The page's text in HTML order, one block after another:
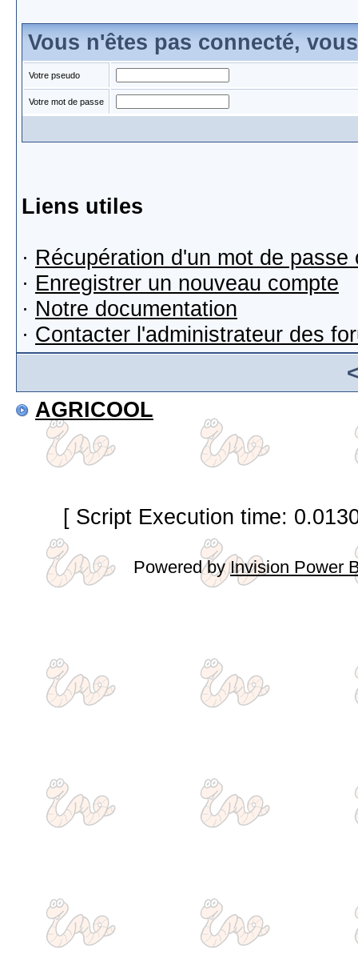
Vous n'êtes pas connecté,
Votre pseudo
Votre mot de passe
Liens utiles
· Récupération d'un mot de passe
· Enregistrer un nouveau compte
· Notre documentation
· Contacter l'administrateur des
AGRICOOL
[ Script Execution time:
Powered byInvision Power